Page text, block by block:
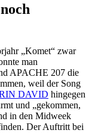
„Komet“ zwar
man
APACHE 207 die
weil der Song
DAVID hingegen
und „gekommen,
in den Midweek
Der Auftritt bei